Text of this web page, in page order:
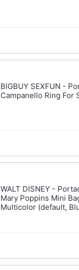
BIGBUY SEXFUN -
Campanello Ring For
WALT DISNEY -
Mary Poppins Mini
Multicolor (default,